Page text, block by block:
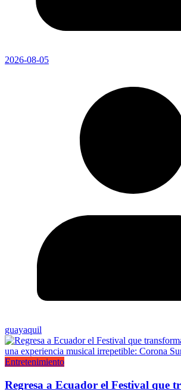
2026-08-05
guayaquil
Entretenimiento
Regresa a Ecuador el Festival que